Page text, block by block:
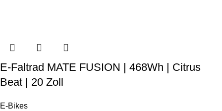
E-Faltrad MATE FUSION | 468Wh | Citrus
Beat | 20 Zoll
E-Bikes